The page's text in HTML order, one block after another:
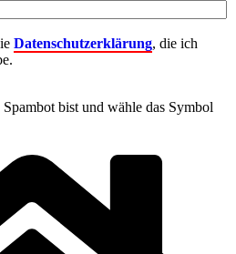
Datenschutzerklärung, die ich
bist und wähle das Symbol